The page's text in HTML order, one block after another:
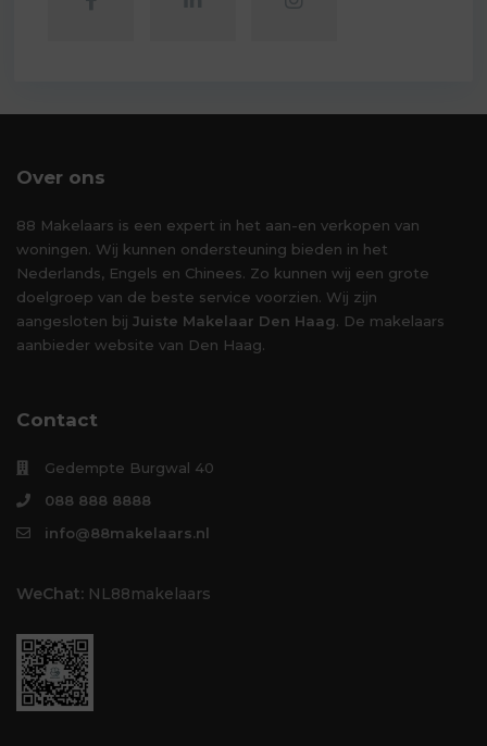
Over ons
88 Makelaars is een expert in het aan-en verkopen van
woningen. Wij kunnen ondersteuning bieden in het
Nederlands, Engels en Chinees. Zo kunnen wij een grote
doelgroep van de beste service voorzien. Wij zijn
aangesloten bij Juiste Makelaar Den Haag. De makelaars
aanbieder website van Den Haag.
Contact
Gedempte Burgwal 40
088 888 8888
info@88makelaars.nl
WeChat: NL88makelaars